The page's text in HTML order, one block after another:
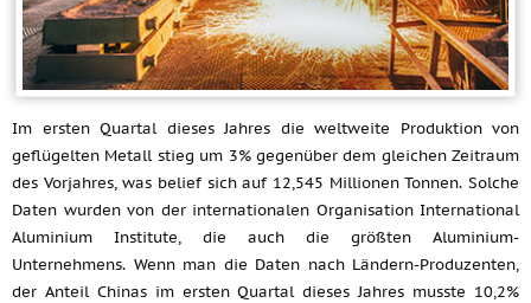
Im ersten Quartal dieses Jahres die weltweite Produktion von
geflügelten Metall stieg um 3% gegenüber dem gleichen Zeitraum
des Vorjahres, was belief sich auf 12,545 Millionen Tonnen. Solche
Daten wurden von der internationalen Organisation International
Aluminium Institute, die auch die größten Aluminium-
Unternehmens. Wenn man die Daten nach Ländern-Produzenten,
der Anteil Chinas im ersten Quartal dieses Jahres musste 10,2%